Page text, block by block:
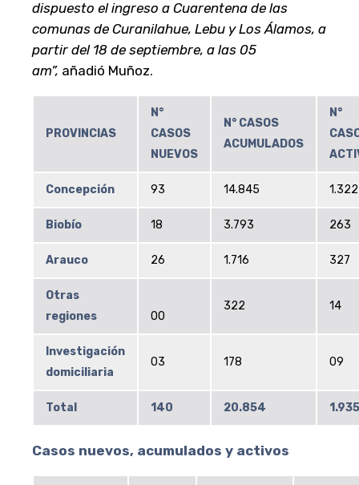
dispuesto el ingreso a Cuarentena de las
comunas de Curanilahue, Lebu y Los Álamos, a
partir del 18 de septiembre, a las 05
am”, añadió Muñoz.
PROVINCIAS
N°
CASOS
NUEVOS
N° CASOS
ACUMULADOS
N°
Concepción 93 14.845 1.322
Biobío 18 3.793 263
Arauco 26 1.716 327
Otras
regiones
00
322 14
Investigación
domiciliaria
03 178 09
Total 140 20.854 1.935
Casos nuevos, acumulados y activos